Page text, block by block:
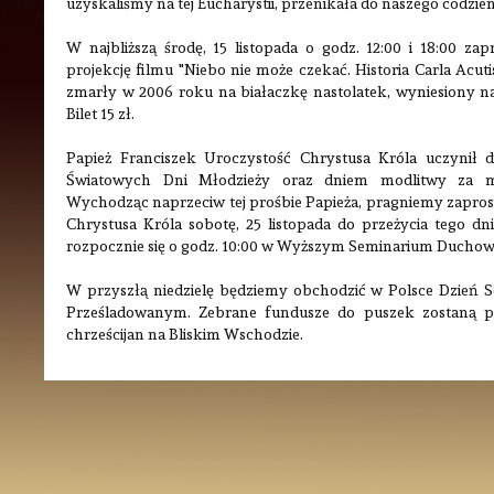
W najbliższą środę, 15 listopada o godz. 12:00 i 18:00
projekcję filmu "Niebo nie może czekać. Historia Carla
zmarły w 2006 roku na białaczkę nastolatek, wyniesiony
Bilet 15 zł.
Papież Franciszek Uroczystość Chrystusa Króla uczynił
Światowych Dni Młodzieży oraz dniem modlitwy za
Wychodząc naprzeciw tej prośbie Papieża, pragniemy
Chrystusa Króla sobotę, 25 listopada do przeżycia tego
rozpocznie się o godz. 10:00 w Wyższym Seminarium
W przyszłą niedzielę będziemy obchodzić w Polsce Dzień
Prześladowanym. Zebrane fundusze do puszek zostaną
chrześcijan na Bliskim Wschodzie.